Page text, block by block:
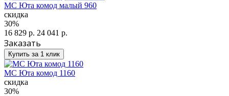
МС Юта комод малый 960
скидка
30%
16 829 р. 24 041 р.
Заказать
Купить за 1 клик
МС Юта комод 1160
скидка
30%